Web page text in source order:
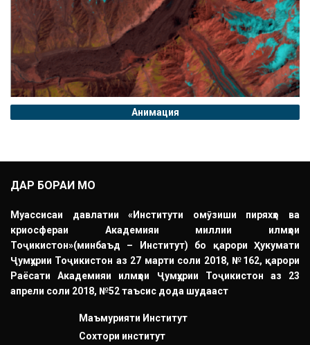
Анимация
ДАР БОРАИ МО
Муассисаи давлатии «Институти омӯзиши пиряхҳо ва
криосфераи Академияи миллии илмҳои
Тоҷикистон»(минбаъд – Институт) бо қарори Ҳукумати
Ҷумҳурии Тоҷикистон аз 27 марти соли 2018, №162, қарори
Раёсати Академияи илмҳои Ҷумҳурии Тоҷикистон аз 23
апрели соли 2018, №52 таъсис дода шудааст
Маъмурияти Институт
Сохтори институт